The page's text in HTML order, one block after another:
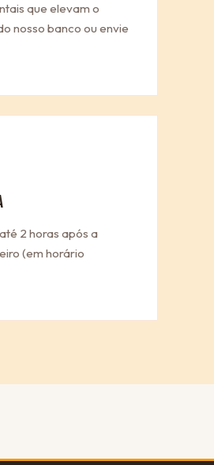
que elevam o
nosso banco ou envie
2 horas após a
(em horário